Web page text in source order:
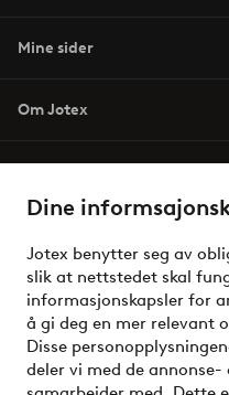
Dine
Jotex benytter seg av
slik at nettstedet skal
informasjonskapsler for
å gi deg en mer relevant
Disse
deler vi med de annonse-
Mine sider
Om Jotex
Venner